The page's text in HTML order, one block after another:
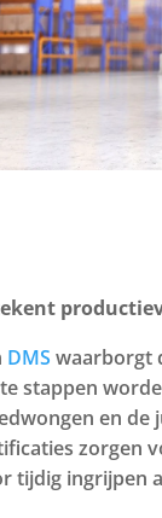
DMS waarborgt
stappen
en de
zorgen
tijdig ingrijpen